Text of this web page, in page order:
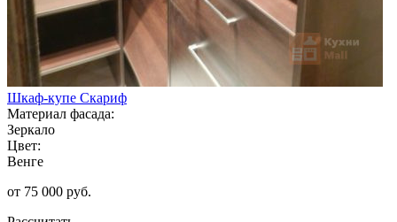
Шкаф-купе Скариф
Материал фасада:
Зеркало
Цвет:
Венге
от 75 000 руб.